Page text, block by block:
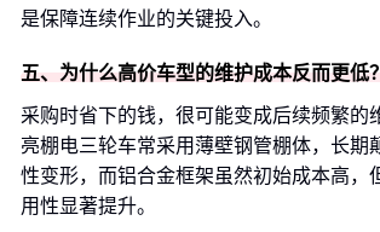
是保障连续作业的关键投入。
五、为什么高价车型的维护成本反而更低？
采购时省下的钱，很可能变成后续频繁的
亮棚电三轮车常采用薄壁钢管棚体，长期
性变形，而铝合金框架虽然初始成本高，
用性显著提升。